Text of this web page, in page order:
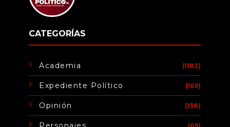
CATEGORÍAS
Academia (1182)
Expediente Político (169)
Opinión (138)